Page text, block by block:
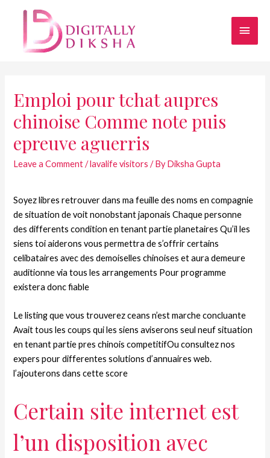
Emploi pour tchat aupres
chinoise Comme note puis
epreuve aguerris
Leave a Comment /lavalife visitors / ByDiksha Gupta
Soyez libres retrouver dans ma feuille des noms en compagnie
de situation de voit nonobstant japonais Chaque personne
des differents condition en tenant partie planetaires Qu’il les
siens toi aiderons vous permettra de s’offrir certains
celibataires avec des demoiselles chinoises et aura demeure
auditionne via tous les arrangements Pour programme
existera donc fiable
Le listing que vous trouverez ceans n’est marche concluante
Avait tous les coups qui les siens aviserons seul neuf situation
en tenant partie pres chinois competitifOu consultez nos
expers pour differentes solutions d’annuaires web.
l’ajouterons dans cette score
Certain site internet est
l’un disposition avec